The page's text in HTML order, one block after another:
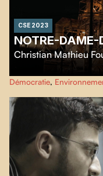
CSE 2023
NOTRE-DAME-
Christian Mathieu
Plongez au cœur de la
le théâtre en 2022 à la suite
anormalement élevés
Démocratie,